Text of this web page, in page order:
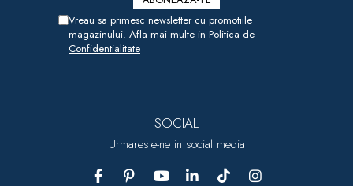
Vreau sa primesc newsletter cu promotiile
magazinului. Afla mai multe in Politica de
Confidentialitate
SOCIAL
Urmareste-ne in social media